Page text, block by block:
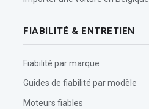
FIABILITÉ & ENTRETIEN
Fiabilité par marque
Guides de fiabilité par modèle
Moteurs fiables